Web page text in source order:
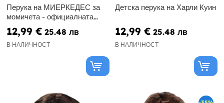
Перука на МИЕРКЕДЕС за
момичета - официалната
версия на Netflix
12,99 € 25.48 лв
В НАЛИЧНОСТ
Детска перука на Харли Куин
12,99 € 25.48 лв
В НАЛИЧНОСТ